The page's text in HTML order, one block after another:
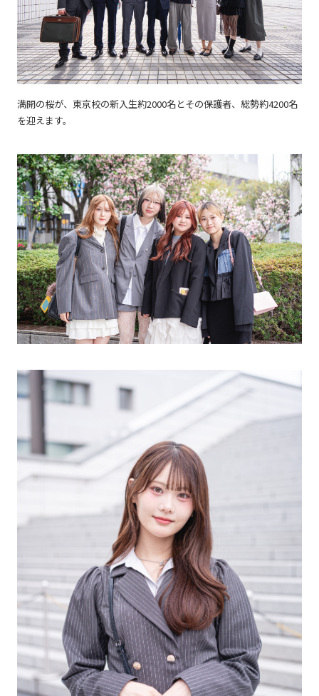
満開の桜が、東京校の新入生約2000名とその保護者、総勢約4200名
を迎えます。